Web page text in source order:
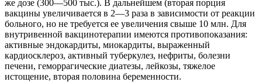
же дозе (300—500 тыс.). В дальнейшем (вторая порция
вакцины увеличивается в 2—3 раза в зависимости от реакции
больного, но не требуется ее увеличения свыше 10 млн. Для
внутривенной вакцинотерапии имеются противопоказания:
активные эндокардиты, миокардиты, выраженный
кардиосклероз, активный туберкулез, нефриты, болезни
печени, геморрагические диатезы, лейкозы, тяжелое
истощение, вторая половина беременности.